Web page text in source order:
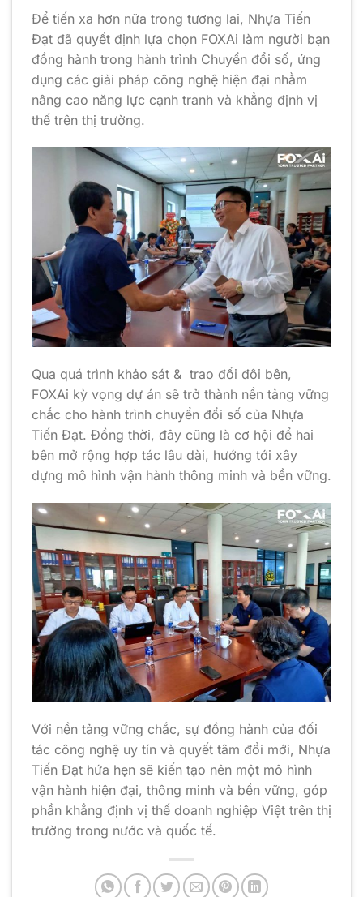
Để tiến xa hơn nữa trong tương lai, Nhựa Tiến
Đạt đã quyết định lựa chọn FOXAi làm người bạn
đồng hành trong hành trình Chuyển đổi số, ứng
dụng các giải pháp công nghệ hiện đại nhằm
nâng cao năng lực cạnh tranh và khẳng định vị
thế trên thị trường.
Qua quá trình khảo sát & trao đổi đôi bên,
FOXAi kỳ vọng dự án sẽ trở thành nền tảng vững
chắc cho hành trình chuyển đổi số của Nhựa
Tiến Đạt. Đồng thời, đây cũng là cơ hội để hai
bên mở rộng hợp tác lâu dài, hướng tới xây
dựng mô hình vận hành thông minh và bền vững.
Với nền tảng vững chắc, sự đồng hành của đối
tác công nghệ uy tín và quyết tâm đổi mới, Nhựa
Tiến Đạt hứa hẹn sẽ kiến tạo nên một mô hình
vận hành hiện đại, thông minh và bền vững, góp
phần khẳng định vị thế doanh nghiệp Việt trên thị
trường trong nước và quốc tế.